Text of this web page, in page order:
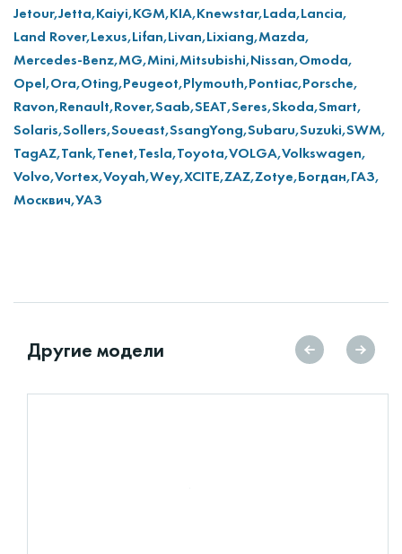
Jetour,Jetta,Kaiyi,KGM,KIA,Knewstar,Lada,Lancia,
Land Rover,Lexus,Lifan,Livan,Lixiang,Mazda,
Mercedes-Benz,MG,Mini,Mitsubishi,Nissan,Omoda,
Opel,Ora,Oting,Peugeot,Plymouth,Pontiac,Porsche,
Ravon,Renault,Rover,Saab,SEAT,Seres,Skoda,Smart,
Solaris,Sollers,Soueast,SsangYong,Subaru,Suzuki,SWM,
TagAZ,Tank,Tenet,Tesla,Toyota,VOLGA,Volkswagen,
Volvo,Vortex,Voyah,Wey,XCITE,ZAZ,Zotye,Богдан,ГАЗ,
Москвич,УАЗ
Другие модели